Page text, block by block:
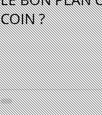
COIN ?